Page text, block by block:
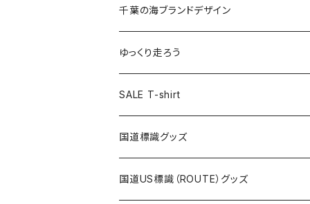
キャップ
トートバッグ
ランチバッグ
エコバッグ
キーホルダー
クリアファイル
缶バッジ
キーホルダー
クリアファイル
缶バッジ54mm
JAGUARさんコラボグッズ
Tシャツ
ステッカー
サコッシュ
ホテルキーホルダー
モーテルキーホルダー
トートバッグ
缶バッジ
クリアファイル
マスク
エコバッグ
千葉ロッテマリーンズコラボ
キャップ
エコバッグ
ステッカー
モーテルキーホルダー
ホテルキーホルダー
Tシャツ
キャップ
ステッカー
ホテルキーホルダー
千葉の海ブランドデザイン
Tシャツ
キャップ
ステッカー
ゆっくり走ろう
Tシャツ
ステッカー
ホテルキーホルダー
SALE T-shirt
国道標識グッズ
ステッカー
国道US標識（ROUTE）グッズ